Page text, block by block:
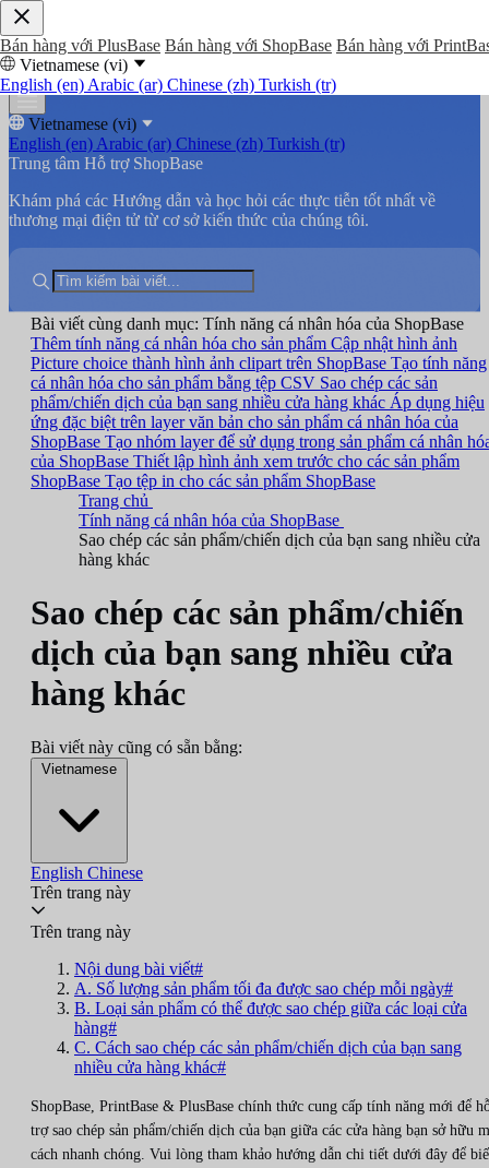
Bán hàng với PlusBase Bán hàng với ShopBase Bán hàng với
Vietnamese (vi)
English (en) Arabic (ar) Chinese (zh) Turkish (tr)
Vietnamese (vi)
English (en) Arabic (ar) Chinese (zh) Turkish (tr)
Trung tâm Hỗ trợ ShopBase
Khám phá các Hướng dẫn và học hỏi các thực tiễn tốt nhất về
thương mại điện tử từ cơ sở kiến thức của chúng tôi.
Bài viết cùng danh mục: Tính năng cá nhân hóa của ShopBase
Thêm tính năng cá nhân hóa cho sản phẩm Cập nhật hình ảnh
Picture choice thành hình ảnh clipart trên ShopBase Tạo tính năng
cá nhân hóa cho sản phẩm bằng tệp CSV Sao chép các sản
phẩm/chiến dịch của bạn sang nhiều cửa hàng khác Áp dụng hiệu
ứng đặc biệt trên layer văn bản cho sản phẩm cá nhân hóa của
ShopBase Tạo nhóm layer để sử dụng trong sản phẩm cá nhân
của ShopBase Thiết lập hình ảnh xem trước cho các sản phẩm
ShopBase Tạo tệp in cho các sản phẩm ShopBase
Trang chủ
Tính năng cá nhân hóa của ShopBase
Sao chép các sản phẩm/chiến dịch của bạn sang nhiều cửa
hàng khác
Sao chép các sản phẩm/chiến
dịch của bạn sang nhiều cửa
hàng khác
Bài viết này cũng có sẵn bằng:
Vietnamese
English Chinese
Trên trang này
Trên trang này
Nội dung bài viết#
A. Số lượng sản phẩm tối đa được sao chép mỗi ngày#
B. Loại sản phẩm có thể được sao chép giữa các loại cửa
hàng#
C. Cách sao chép các sản phẩm/chiến dịch của bạn sang
nhiều cửa hàng khác#
ShopBase, PrintBase & PlusBase chính thức cung cấp tính năng mới để
trợ sao chép sản phẩm/chiến dịch của bạn giữa các cửa hàng bạn sở hữu
cách nhanh chóng. Vui lòng tham khảo hướng dẫn chi tiết dưới đây để